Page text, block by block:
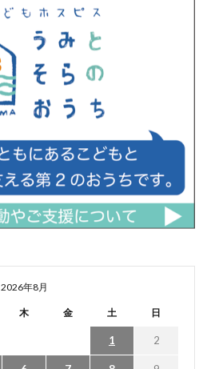
2026年8月
木 金 土 日
1 2